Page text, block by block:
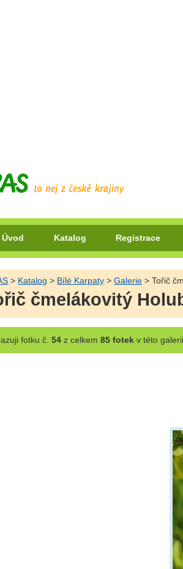
Úvod Katalog Registrace
> Katalog > Bílé Karpaty >Galerie > Tořič
čmelákovitý
fotku č. 54z celkem 85 fotekv této galerii.